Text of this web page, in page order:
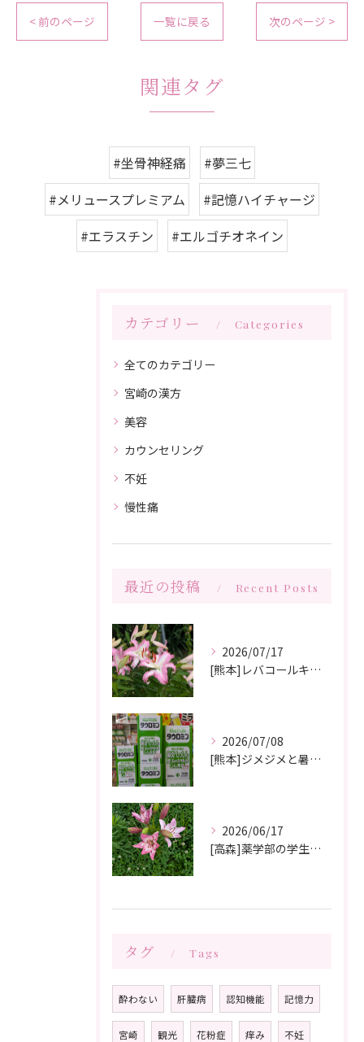
< 前のページ 一覧に戻る 次のページ >
関連タグ
#坐骨神経痛
#夢三七
#メリュースプレミアム
#記憶ハイチャージ
#エラスチン
#エルゴチオネイン
カテゴリー Categories
全てのカテゴリー
宮崎の漢方
美容
カウンセリング
不妊
慢性痛
最近の投稿 Recent Posts
2026/07/17
[熊本]レバコールキャンペーン＆ガチャガチャ抽選会やっています‼️
2026/07/08
[熊本]ジメジメと暑い夏痒くてたまらない、皮膚炎が治らない、蕁麻疹が出やすくて悩んでいる方いませんか⁉️タウロミン錠でいつの間にか治ってしまったと大好評です💞
2026/06/17
[高森]薬学部の学生さんが薬局製剤の実習にきてくれました✨桂枝茯苓丸つくり楽しかった!と帰って行きました☺️
タグ Tags
酔わない 肝臓病 認知機能 記憶力
宮崎 観光 花粉症 痒み 不妊